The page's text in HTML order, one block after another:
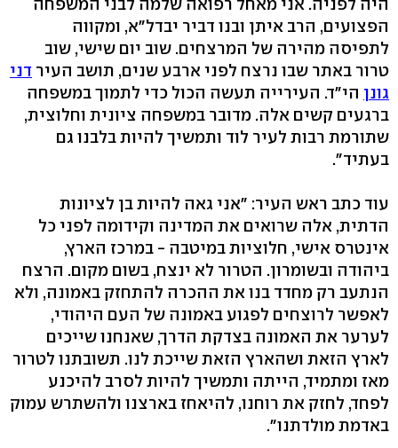
הפצועים, הרב איתן ובנו דביר יבדל"א, ומקווה
לתפיסה מהירה של המרצחים. שוב יום שישי, שוב
טרור באתר שבו נרצח לפני ארבע שנים, תושב העיר דני
גונן הי"ד. העירייה תעשה הכול כדי לתמוך במשפחה
ברגעים קשים אלה. מדובר במשפחה ציונית וחלוצית,
שתורמת רבות לעיר לוד ותמשיך להיות בלבנו גם
בעתיד".
עוד כתב ראש העיר: "אני גאה להיות בן לציונות
הדתית, אלה שרואים את המדינה וקידומה לפני כל
אינטרס אישי, חלוציות במיטבה - במרכז הארץ,
ביהודה ובשומרון. הטרור לא ינצח, בשום מקום. הרצח
הנתעב רק מחדד בנו את ההכרה להתחזק באמונה, ולא
לאפשר לרוצחים לפגוע באמונה של העם היהודי,
לערער את האמונה בצדקת הדרך, שאנחנו שייכים
לארץ הזאת ושהארץ הזאת שייכת לנו. תשובתנו לטרור
מאז ומתמיד, הייתה ותמשיך להיות לסרב להיכנע
לפחד, לחזק את רוחנו, להיאחז בארצנו ולהשתרש עמוק
באדמת מולדתנו".